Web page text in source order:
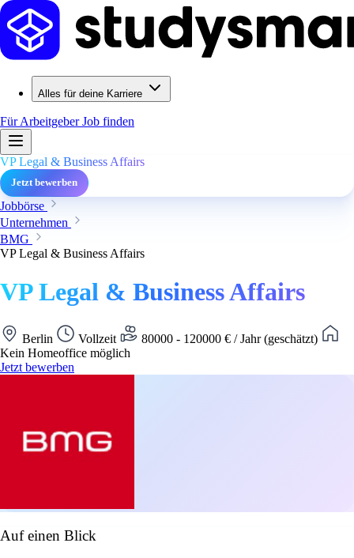
Alles für deine Karriere
Für ArbeitgeberJob finden
VP Legal & Business Affairs
Jetzt bewerben
Jobbörse
Unternehmen
BMG
VP Legal & Business Affairs
VP Legal & Business Affairs
Berlin Vollzeit
80000 - 120000 € / Jahr (geschätzt)
Kein Homeoffice möglich
Jetzt bewerben
Auf einen Blick